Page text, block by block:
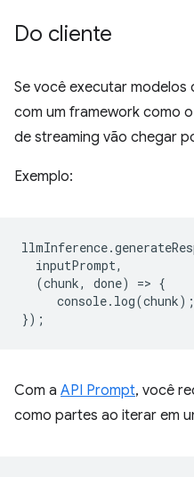
Do cliente
Se você executar modelos
com um framework como o
de streaming vão chegar
Exemplo:
llmInference.
inputPrompt,
(chunk, done) => {
console. log(chunk);
});
Com a API Prompt, você
como partes ao iterar em